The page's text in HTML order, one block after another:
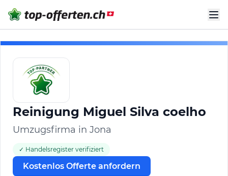
Reinigung Miguel Silva coelho
Umzugsfirma in Jona
✓ Handelsregister verifiziert
Kostenlos Offerte anfordern